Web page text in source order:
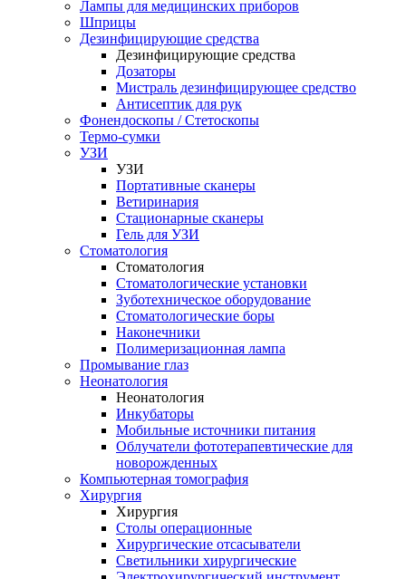
Лампы для медицинских приборов
Шприцы
Дезинфицирующие средства
Дезинфицирующие средства
Дозаторы
Мистраль дезинфицирующее средство
Антисептик для рук
Фонендоскопы / Стетоскопы
Термо-сумки
УЗИ
УЗИ
Портативные сканеры
Ветиринария
Стационарные сканеры
Гель для УЗИ
Стоматология
Стоматология
Стоматологические установки
Зуботехническое оборудование
Стоматологические боры
Наконечники
Полимеризационная лампа
Промывание глаз
Неонатология
Неонатология
Инкубаторы
Мобильные источники питания
Облучатели фототерапевтические для
новорожденных
Компьютерная томография
Хирургия
Хирургия
Столы операционные
Хирургические отсасыватели
Светильники хирургические